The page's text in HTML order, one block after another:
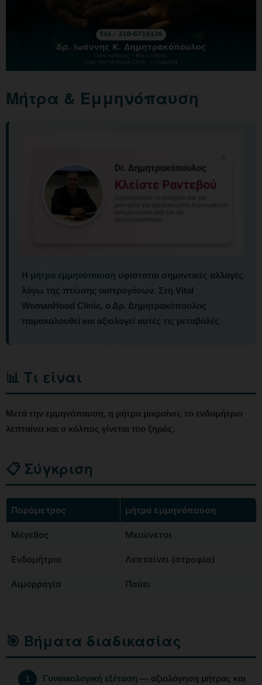
Μήτρα & Εμμηνόπαυση
Η μήτρα εμμηνόπαυση υφίσταται σημαντικές αλλαγές
λόγω της πτώσης οιστρογόνων. Στη Vital
WomanHood Clinic, ο Δρ. Δημητρακόπουλος
παρακολουθεί και αξιολογεί αυτές τις μεταβολές.
📊 Τι είναι
Μετά την εμμηνόπαυση, η μήτρα μικραίνει, το ενδομήτριο
λεπταίνει και ο κόλπος γίνεται πιο ξηρός.
📋 Σύγκριση
Παράμετρος μήτρα εμμηνόπαυση
Μέγεθος Μειώνεται
Ενδομήτριο Λεπταίνει (ατροφία)
Αιμορραγία Παύει
🎯 Βήματα διαδικασίας
1 Γυναικολογική εξέταση — αξιολόγηση μήτρας και